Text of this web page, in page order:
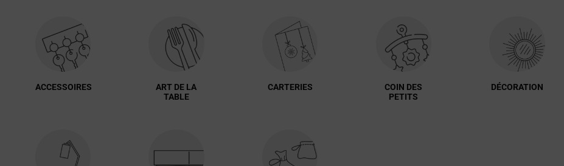
ACCESSOIRES
ART DE LA
TABLE
CARTERIES
COIN DES
PETITS
DÉCORATION